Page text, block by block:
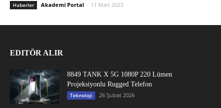
Haberler Akademi Portal - 11 Mart 2023
EDITÖR ALIR
8849 TANK X 5G 1080P 220 Lümen
Projeksiyonlu Rugged Telefon
Teknoloji 26 Şubat 2026